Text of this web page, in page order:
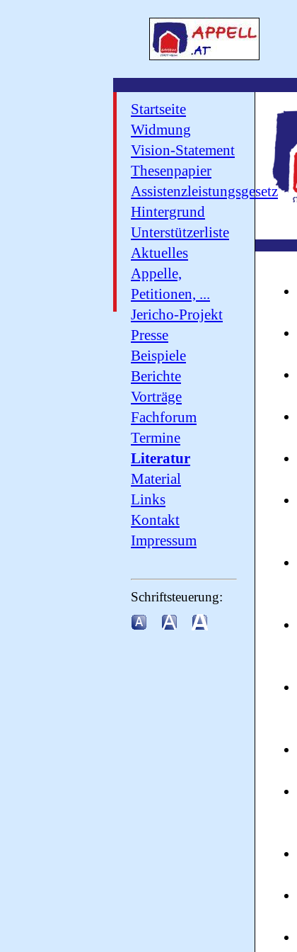
Startseite
Widmung
Vision-Statement
Thesenpapier
Assistenzleistungsgesetz
Hintergrund
Unterstützerliste
Aktuelles
Appelle,
Petitionen, ...
Jericho-Projekt
Presse
Beispiele
Berichte
Vorträge
Fachforum
Termine
Literatur
Material
Links
Kontakt
Impressum
Schriftsteuerung: